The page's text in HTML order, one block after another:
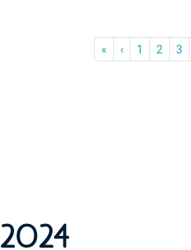
«Első‹Previous
1 2 3